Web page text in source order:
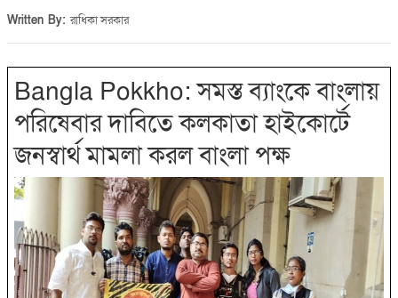
Written By:রাধিকা সরকার
Bangla Pokkho: সমস্ত ব্যাংকে বাংলায়
পরিষেবার দাবিতে কলকাতা হাইকোর্টে
জনস্বার্থ মামলা করল বাংলা পক্ষ